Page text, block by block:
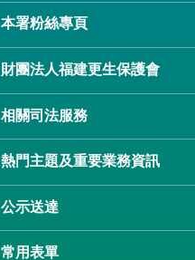
本署粉絲專頁
財團法人福建更生保護會
相關司法服務
熱門主題及重要業務資訊
公示送達
常用表單